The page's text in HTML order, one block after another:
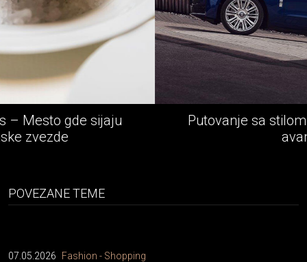
Putovanje sa stilom - Rolls-Royce epska
POVEZANE TEME
07.05.2026 Fashion - Shopping